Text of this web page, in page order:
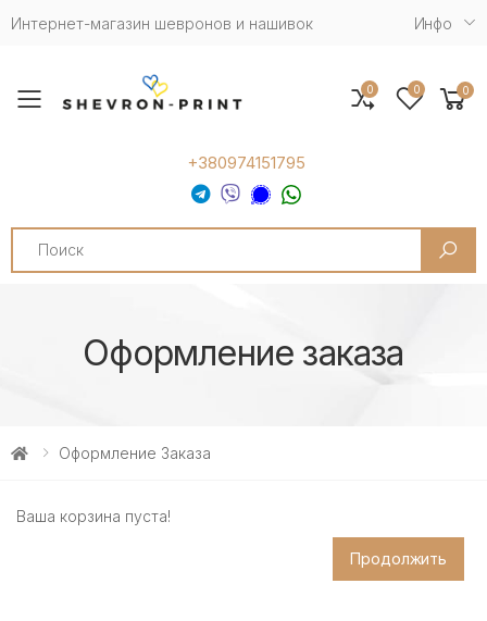
Интернет-магазин шевронов и нашивок Инфо
Toggle mobile menu
+380974151795
Search
0 0 0
Оформление заказа
Оформление Заказа
Ваша корзина пуста!
Продолжить